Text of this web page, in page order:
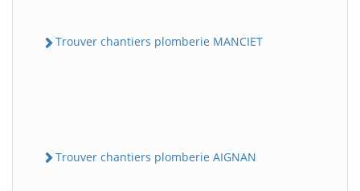
Trouver chantiers plomberie MANCIET
Trouver chantiers plomberie AIGNAN